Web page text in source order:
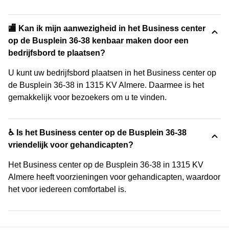
🏬 Kan ik mijn aanwezigheid in het Business center
op de Busplein 36-38 kenbaar maken door een
bedrijfsbord te plaatsen?
U kunt uw bedrijfsbord plaatsen in het Business center op
de Busplein 36-38 in 1315 KV Almere. Daarmee is het
gemakkelijk voor bezoekers om u te vinden.
♿ Is het Business center op de Busplein 36-38
vriendelijk voor gehandicapten?
Het Business center op de Busplein 36-38 in 1315 KV
Almere heeft voorzieningen voor gehandicapten, waardoor
het voor iedereen comfortabel is.